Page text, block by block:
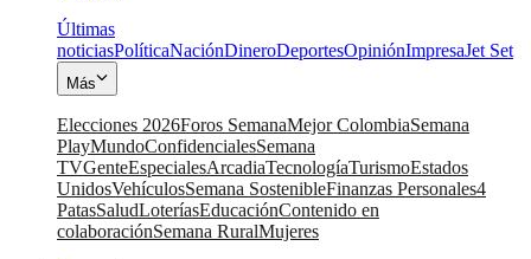
Últimas
noticiasPolíticaNaciónDineroDeportesOpiniónImpresaJet Set
Más
Elecciones 2026Foros SemanaMejor ColombiaSemana
PlayMundoConfidencialesSemana
TVGenteEspecialesArcadiaTecnologíaTurismoEstados
UnidosVehículosSemana SostenibleFinanzas Personales4
PatasSaludLoteríasEducaciónContenido en
colaboraciónSemana RuralMujeres